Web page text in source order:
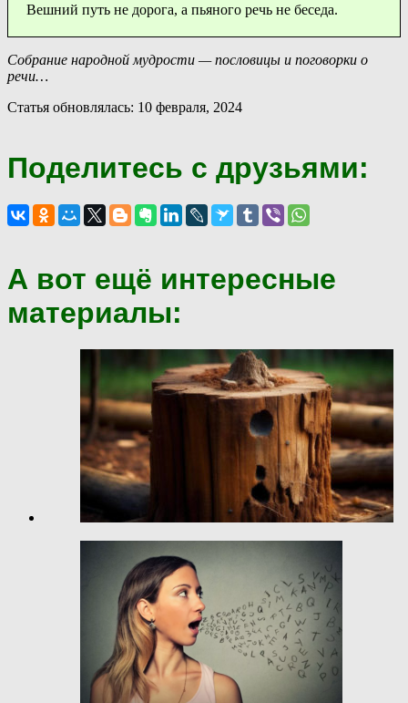
Вешний путь не дорога, а пьяного речь не беседа.
Собрание народной мудрости — пословицы и поговорки о
речи…
Статья обновлялась: 10 февраля, 2024
Поделитесь с друзьями:
А вот ещё интересные
материалы: